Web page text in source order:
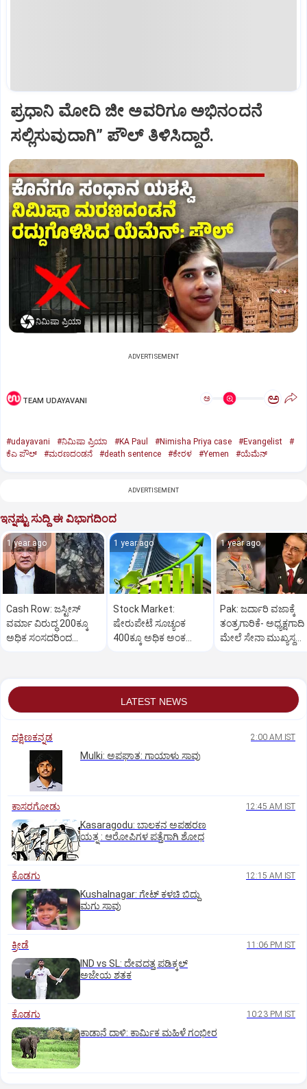
ಪ್ರಧಾನಿ ಮೋದಿ ಜೀ ಅವರಿಗೂ ಅಭಿನಂದನೆ
ಸಲ್ಲಿಸುವುದಾಗಿ” ಪೌಲ್‌ ತಿಳಿಸಿದ್ದಾರೆ.
ನಿಮಿಷಾ ಪ್ರಿಯಾ
ADVERTISEMENT
TEAM UDAYAVANI ಅ ಅ
#udayavani #ನಿಮಿಷಾ ಪ್ರಿಯಾ #KA Paul #Nimisha Priya case #Evangelist
#
ಕೆಎ ಪೌಲ್
#ಮರಣದಂಡನೆ #death sentence #ಕೇರಳ #Yemen #ಯೆಮೆನ್‌
ADVERTISEMENT
ಇನ್ನಷ್ಟು ಸುದ್ದಿ ಈ ವಿಭಾಗದಿಂದ
1 year ago
Cash Row: ಜಸ್ಟೀಸ್‌
ವರ್ಮಾ ವಿರುದ್ಧ 200ಕ್ಕೂ
ಅಧಿಕ ಸಂಸದರಿಂದ
1 year ago
Stock Market:
ಷೇರುಪೇಟೆ ಸೂಚ್ಯಂಕ
400ಕ್ಕೂ ಅಧಿಕ ಅಂಕ
1 year ago
Pak: ಜರ್ದಾರಿ ವಜಾಕ್ಕೆ
ತಂತ್ರಗಾರಿಕೆ- ಅಧ್ಯಕ್ಷಗಾದಿ
ಮೇಲೆ ಸೇನಾ ಮುಖ್ಯಸ್ಥ
LATEST NEWS
ದಕ್ಷಿಣಕನ್ನಡ 2:00 AM IST
Mulki: ಅಪಘಾತ: ಗಾಯಾಳು ಸಾವು
ಕಾಸರಗೋಡು 12:45 AM IST
Kasaragodu: ಬಾಲಕನ ಅಪಹರಣ
ಯತ್ನ : ಆರೋಪಿಗಳ ಪತ್ತೆಗಾಗಿ ಶೋಧ
ಕೊಡಗು 12:15 AM IST
Kushalnagar: ಗೇಟ್ ಕಳಚಿ ಬಿದ್ದು
ಮಗು ಸಾವು
ಕ್ರೀಡೆ 11:06 PM IST
IND vs SL: ದೇವದತ್ತ ಪಡಿಕ್ಕಲ್‌
ಅಜೇಯ ಶತಕ
ಕೊಡಗು 10:23 PM IST
ಕಾಡಾನೆ ದಾಳಿ: ಕಾರ್ಮಿಕ ಮಹಿಳೆ ಗಂಭೀರ